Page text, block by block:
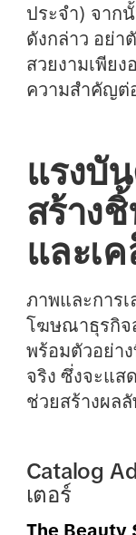
ประจำ) จาก
ดังกล่าว อย่า
สวยงามเพียง
ความสำคัญต่
แรงบั
สร้าง
และเ
ภาพและการ
โฆษณาธุรกิจ
พร้อมตัวอย่า
จริง ซึ่งจะแส
ช่วยสร้างผล
Catalog
เตอร์
The Beauty